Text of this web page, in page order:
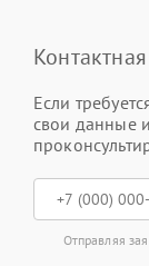
Если
свои данные
Отправляя